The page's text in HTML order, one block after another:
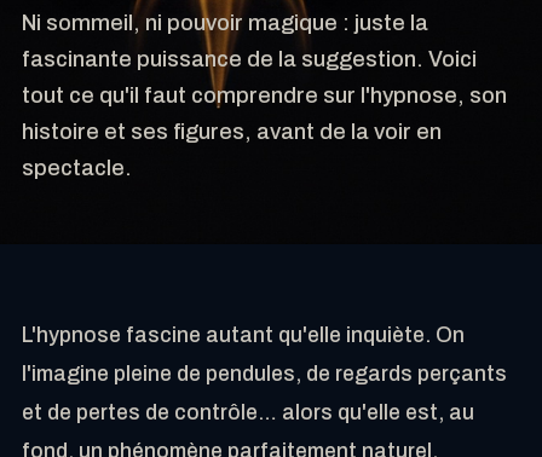
Ni sommeil, ni pouvoir magique : juste la
fascinante puissance de la suggestion. Voici
tout ce qu'il faut comprendre sur l'hypnose, son
histoire et ses figures, avant de la voir en
spectacle.
L'hypnose fascine autant qu'elle inquiète. On
l'imagine pleine de pendules, de regards perçants
et de pertes de contrôle… alors qu'elle est, au
fond, un phénomène parfaitement naturel.